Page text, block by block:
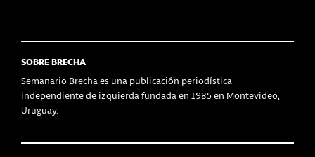
SOBRE BRECHA
Semanario Brecha es una publicación periodística
independiente de izquierda fundada en 1985 en Montevideo,
Uruguay.